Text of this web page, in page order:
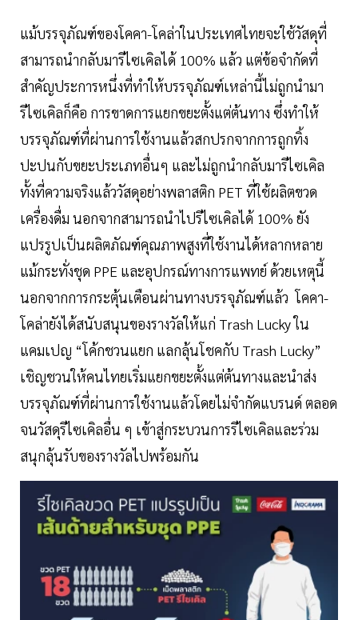
แม้บรรจุภัณฑ์ของโคคา-โคล่าในประเทศไทยจะใช้วัสดุที่
สามารถนำกลับมารีไซเคิลได้ 100% แล้ว แต่ข้อจำกัดที่
สำคัญประการหนึ่งที่ทำให้บรรจุภัณฑ์เหล่านี้ไม่ถูกนำมา
รีไซเคิลก็คือ การขาดการแยกขยะตั้งแต่ต้นทาง ซึ่งทำให้
บรรจุภัณฑ์ที่ผ่านการใช้งานแล้วสกปรกจากการถูกทิ้ง
ปะปนกับขยะประเภทอื่นๆ และไม่ถูกนำกลับมารีไซเคิล
ทั้งที่ความจริงแล้ววัสดุอย่างพลาสติก PET ที่ใช้ผลิตขวด
เครื่องดื่ม นอกจากสามารถนำไปรีไซเคิลได้ 100% ยัง
แปรรูปเป็นผลิตภัณฑ์คุณภาพสูงที่ใช้งานได้หลากหลาย
แม้กระทั่งชุด PPE และอุปกรณ์ทางการแพทย์ ด้วยเหตุนี้
นอกจากการกระตุ้นเตือนผ่านทางบรรจุภัณฑ์แล้ว โคคา-
โคล่ายังได้สนับสนุนของรางวัลให้แก่ Trash Lucky ใน
แคมเปญ “โค้กชวนแยก แลกลุ้นโชคกับ Trash Lucky”
เชิญชวนให้คนไทยเริ่มแยกขยะตั้งแต่ต้นทางและนำส่ง
บรรจุภัณฑ์ที่ผ่านการใช้งานแล้วโดยไม่จำกัดแบรนด์ ตลอด
จนวัสดุรีไซเคิลอื่น ๆ เข้าสู่กระบวนการรีไซเคิลและร่วม
สนุกลุ้นรับของรางวัลไปพร้อมกัน